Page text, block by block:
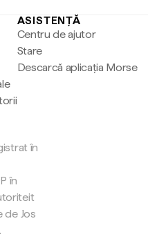
ASISTENȚĂ
Centru de ajutor
Stare
Descarcă aplicația Morse
în
în
de Jos